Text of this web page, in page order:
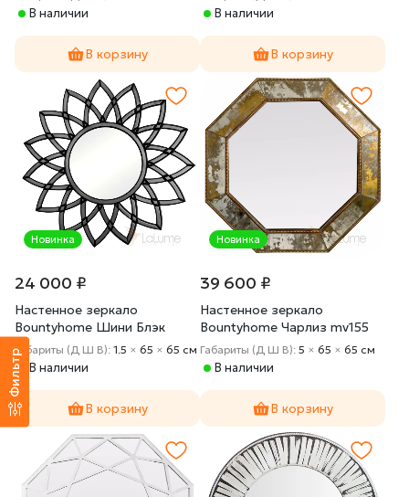
Фильтр
В наличии
В корзину
В наличии
В корзину
Новинка
24 000 ₽
Настенное зеркало
Bountyhome Шини Блэк
mv043-black
Габариты (Д Ш В): 1.5 × 65 × 65 cм
В наличии
В корзину
Новинка
39 600 ₽
Настенное зеркало
Bountyhome Чарлиз mv155
Габариты (Д Ш В): 5 × 65 × 65 cм
В наличии
В корзину